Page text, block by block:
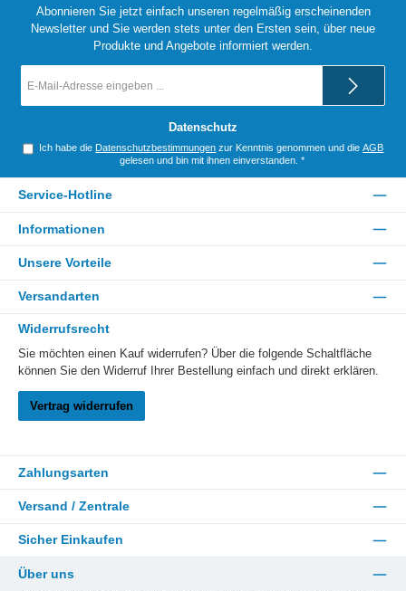
Abonnieren Sie jetzt einfach unseren regelmäßig erscheinenden
Newsletter und Sie werden stets unter den Ersten sein, über neue
Produkte und Angebote informiert werden.
Mail-
Datenschutz
Ich habe die Datenschutzbestimmungen zur Kenntnis genommen und dieAGB
gelesen und bin mit ihnen einverstanden. *
Service-Hotline
Informationen
Unsere Vorteile
Versandarten
Widerrufsrecht
Sie möchten einen Kauf widerrufen? Über die folgende Schaltfläche
können Sie den Widerruf Ihrer Bestellung einfach und direkt erklären.
Vertrag widerrufen
Zahlungsarten
Versand / Zentrale
Sicher Einkaufen
Über uns